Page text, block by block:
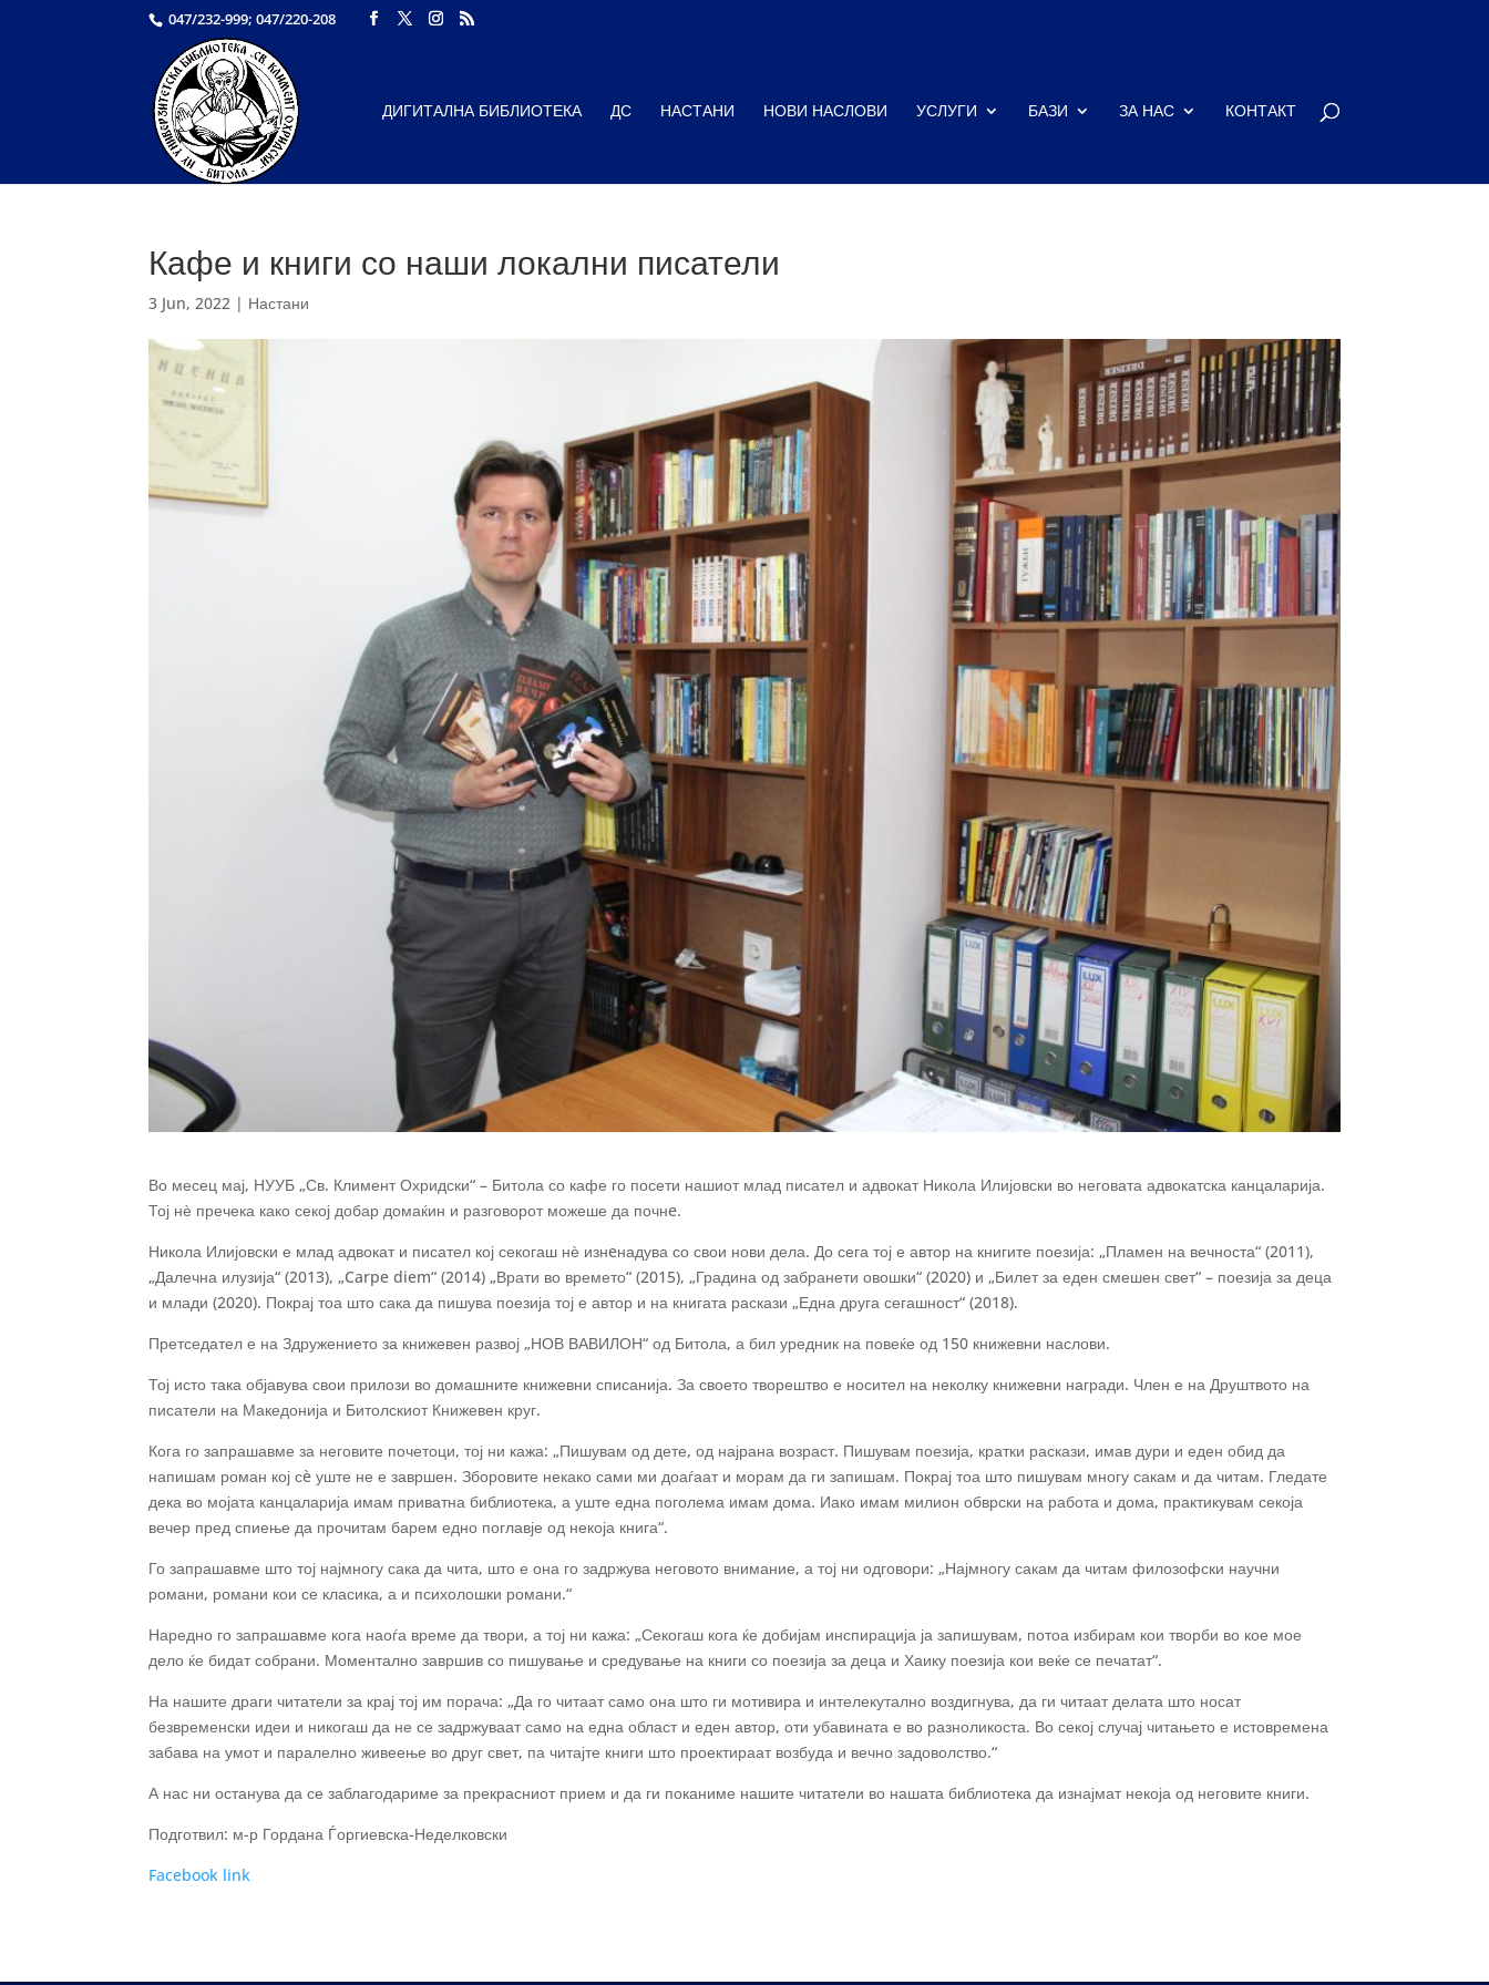
047/232-999; 047/220-208
ДИГИТАЛНА БИБЛИОТЕКА ДС НАСТАНИ НОВИ НАСЛОВИ УСЛУГИ БАЗИ ЗА НАС КОНТАКТ
Кафе и книги со наши локални писатели
3 Jun, 2022 | Настани
Во месец мај, НУУБ „Св. Климент Охридски“ – Битола со кафе го посети нашиот млад писател и адвокат Никола Илијовски во неговата адвокатска канцаларија.
Тој нѐ пречека како секој добар домаќин и разговорот можеше да почнe.
Никола Илијовски е млад адвокат и писател кој секогаш нѐ изнeнадува со свои нови дела. До сега тој е автор на книгите поезија: „Пламен на вечноста“ (2011),
„Далечна илузија“ (2013), „Carpe diem“ (2014) „Врати во времето“ (2015), „Градина од забранети овошки“ (2020) и „Билет за еден смешен свет“ – поезија за деца
и млади (2020). Покрај тоа што сака да пишува поезија тој е автор и на книгата раскази „Една друга сегашност“ (2018).
Претседател е на Здружението за книжевен развој „НОВ ВАВИЛОН“ од Битола, а бил уредник на повеќе од 150 книжевни наслови.
Тој исто така објавува свои прилози во домашните книжевни списанија. За своето творештво е носител на неколку книжевни награди. Член е на Друштвото на
писатели на Македонија и Битолскиот Книжевен круг.
Кога го запрашавме за неговите почетоци, тој ни кажа: „Пишувам од дете, од најрана возраст. Пишувам поезија, кратки раскази, имав дури и еден обид да
напишам роман кој сè уште не е завршен. Зборовите некако сами ми доаѓаат и морам да ги запишам. Покрај тоа што пишувам многу сакам и да читам. Гледате
дека во мојата канцаларија имам приватна библиотека, а уште една поголема имам дома. Иако имам милион обврски на работа и дома, практикувам секоја
вечер пред спиење да прочитам барем едно поглавје од некоја книга“.
Го запрашавме што тој најмногу сака да чита, што е она го задржува неговото внимание, а тој ни одговори: „Најмногу сакам да читам филозофски научни
романи, романи кои се класика, а и психолошки романи.“
Наредно го запрашавме кога наоѓа време да твори, а тој ни кажа: „Секогаш кога ќе добијам инспирација ја запишувам, потоа избирам кои творби во кое мое
дело ќе бидат собрани. Моментално завршив со пишување и средување на книги со поезија за деца и Хаику поезија кои веќе се печатат“.
На нашите драги читатели за крај тој им порача: „Да го читаат само она што ги мотивира и интелекутално воздигнува, да ги читаат делата што носат
безвременски идеи и никогаш да не се задржуваат само на една област и еден автор, оти убавината е во разноликоста. Во секој случај читањето е истовремена
забава на умот и паралелно живеење во друг свет, па читајте книги што проектираат возбуда и вечно задоволство.“
А нас ни останува да се заблагодариме за прекрасниот прием и да ги поканиме нашите читатели во нашата библиотека да изнајмат некоја од неговите книги.
Подготвил: м-р Гордана Ѓоргиевска-Неделковски
Facebook link